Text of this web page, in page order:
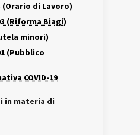
(Orario di Lavoro)
(Riforma Biagi)
minori)
(Pubblico
COVID-19
in materia di